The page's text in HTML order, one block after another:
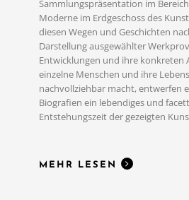
Sammlungspräsentation im
Moderne im Erdgeschoss des
diesen Wegen und Geschichten
Darstellung ausgewählter
Entwicklungen und ihre konkreten
einzelne Menschen und ihre
nachvollziehbar macht, entwerfen
Biografien ein lebendiges und
Entstehungszeit der gezeigten
MEHR LESEN
MEHR LESEN